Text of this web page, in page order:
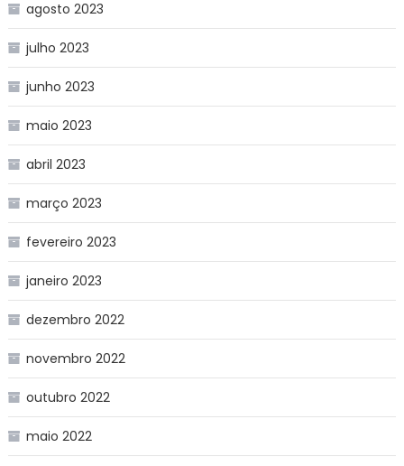
agosto 2023
julho 2023
junho 2023
maio 2023
abril 2023
março 2023
fevereiro 2023
janeiro 2023
dezembro 2022
novembro 2022
outubro 2022
maio 2022